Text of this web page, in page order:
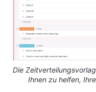
Die
Ihnen zu helfen,